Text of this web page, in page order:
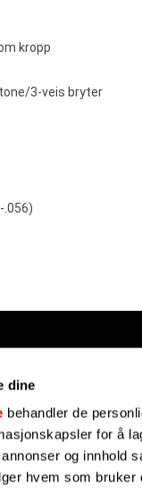
dine
behandler de
for å
og innhold
hvem som bruker
kropp
3-veis bryter
.056)